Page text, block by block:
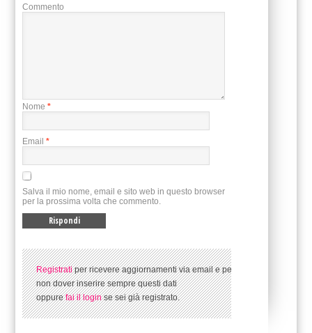
Commento
Nome *
Email *
Salva il mio nome, email e sito web in questo browser
per la prossima volta che commento.
Registratiper ricevere aggiornamenti via email e per
non dover inserire sempre questi dati
oppurefai il loginse sei già registrato.